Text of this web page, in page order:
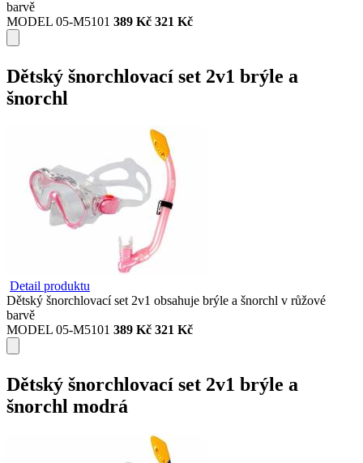
barvě
MODEL 05-M5101 389 Kč 321 Kč
Dětský šnorchlovací set 2v1 brýle a
šnorchl
Detail produktu
Dětský šnorchlovací set 2v1 obsahuje brýle a šnorchl v růžové
barvě
MODEL 05-M5101 389 Kč 321 Kč
Dětský šnorchlovací set 2v1 brýle a
šnorchl modrá